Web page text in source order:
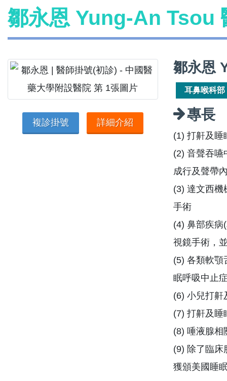
鄒永恩 Yung-An Tsou
複診掛號 詳細介紹
鄒永恩
耳鼻喉科部
專長
(1) 打鼾及睡
(2) 音聲吞嚥
成行及聲帶
(3) 達文西機
手術
(4) 鼻部疾病
視鏡手術，
(5) 各類軟顎
眠呼吸中止
(6) 小兒打鼾
(7) 打鼾及睡
(8) 唾液腺相
(9) 除了臨床
獲頒美國睡